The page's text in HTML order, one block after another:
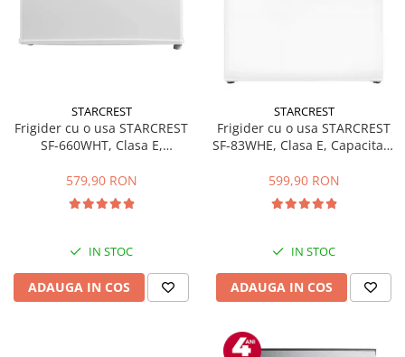
STARCREST
Frigider cu o usa STARCREST
SF-660WHT, Clasa E,
579,90 RON
IN STOC
ADAUGA IN COS
STARCREST
Frigider cu o usa STARCREST
SF-83WHE, Clasa E, Capacitate
Compartiment gheata, H 85
cm, Alb
599,90 RON
IN STOC
ADAUGA IN COS